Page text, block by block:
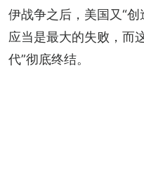
伊战争之后，美国又“
应当是最大的失败，而
代”彻底终结。